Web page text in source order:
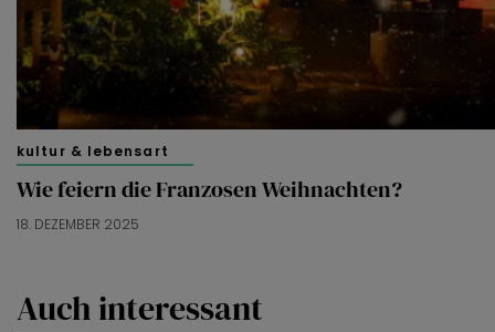
kultur & lebensart
Wie feiern die Franzosen Weihnachten?
18. DEZEMBER 2025
Auch interessant